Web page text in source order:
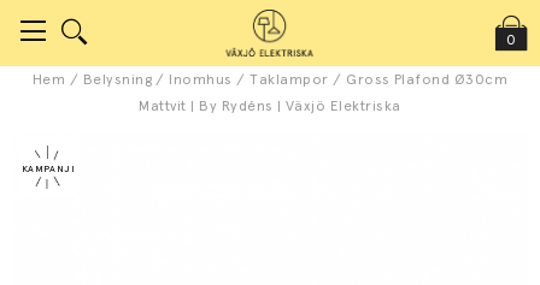
0
Hem / Belysning / Inomhus /Taklampor / Gross Plafond Ø30cm
Mattvit | By Rydéns | Växjö Elektriska